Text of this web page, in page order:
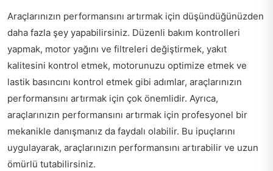
Araçlarınızın performansını artırmak için düşündüğünüzden
daha fazla şey yapabilirsiniz. Düzenli bakım kontrolleri
yapmak, motor yağını ve filtreleri değiştirmek, yakıt
kalitesini kontrol etmek, motorunuzu optimize etmek ve
lastik basıncını kontrol etmek gibi adımlar, araçlarınızın
performansını artırmak için çok önemlidir. Ayrıca,
araçlarınızın performansını artırmak için profesyonel bir
mekanikle danışmanız da faydalı olabilir. Bu ipuçlarını
uygulayarak, araçlarınızın performansını artırabilir ve uzun
ömürlü tutabilirsiniz.